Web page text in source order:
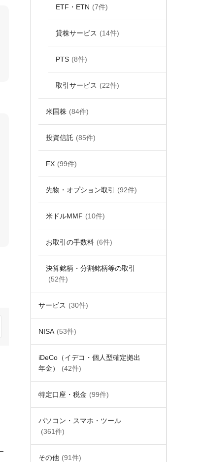
ETF・ETN (7件)
貸株サービス (14件)
PTS (8件)
取引サービス (22件)
米国株 (84件)
投資信託 (85件)
FX (99件)
先物・オプション取引 (92件)
米ドルMMF (10件)
お取引の手数料 (6件)
決算銘柄・分割銘柄等の取引
(52件)
サービス (30件)
NISA (53件)
iDeCo（イデコ・個人型確定拠出
年金）
(42件)
特定口座・税金 (99件)
パソコン・スマホ・ツール
(361件)
その他 (91件)